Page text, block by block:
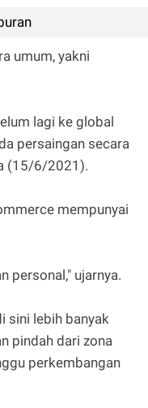
umum, yakni
lagi ke global
persaingan secara
(15/6/2021).
mempunyai
personal," ujarnya.
sini lebih banyak
pindah dari zona
perkembangan